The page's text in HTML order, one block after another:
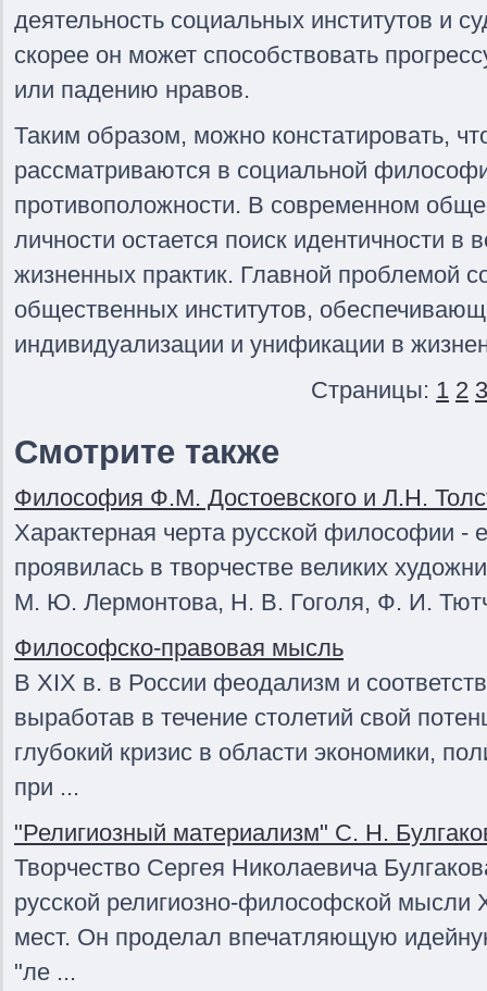
деятельность социальных институтов и
скорее он может способствовать
или падению нравов.
Таким образом, можно констатировать,
рассматриваются в социальной
противоположности. В современном
личности остается поиск идентичности
жизненных практик. Главной проблемой
общественных институтов,
индивидуализации и унификации в
Страницы: 1 2 3
Смотрите также
Философия Ф.М. Достоевского и Л.Н.
Характерная черта русской философии -
проявилась в творчестве великих
М. Ю. Лермонтова, Н. В. Гоголя, Ф. И.
Философско-правовая мысль
В XIX в. в России феодализм и
выработав в течение столетий свой
глубокий кризис в области экономики,
при ...
"Религиозный материализм" С. Н.
Творчество Сергея Николаевича
русской религиозно-философской мысли
мест. Он проделал впечатляющую
"ле ...